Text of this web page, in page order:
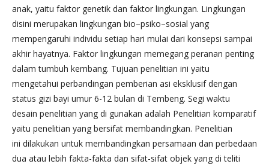
anak, yaitu faktor genetik dan faktor lingkungan. Lingkungan
disini merupakan lingkungan bio–psiko–sosial yang
mempengaruhi individu setiap hari mulai dari konsepsi sampai
akhir hayatnya. Faktor lingkungan memegang peranan penting
dalam tumbuh kembang. Tujuan penelitian ini yaitu
mengetahui perbandingan pemberian asi eksklusif dengan
status gizi bayi umur 6-12 bulan di Tembeng. Segi waktu
desain penelitian yang di gunakan adalah Penelitian komparatif
yaitu penelitian yang bersifat membandingkan. Penelitian
ini dilakukan untuk membandingkan persamaan dan perbedaan
dua atau lebih fakta-fakta dan sifat-sifat objek yang di teliti